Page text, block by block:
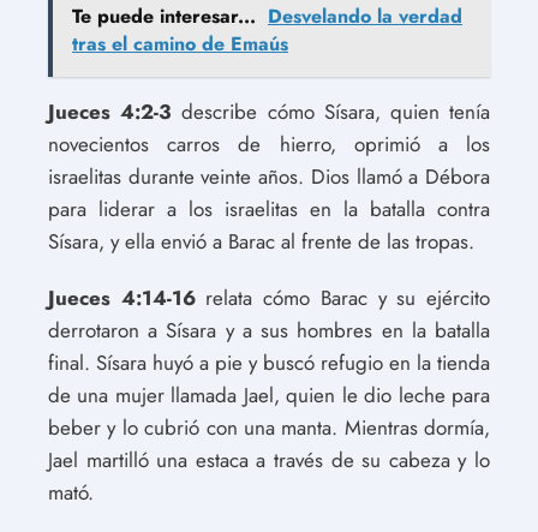
Te puede interesar... Desvelando la verdad
tras el camino de Emaús
Jueces 4:2-3 describe cómo Sísara, quien tenía
novecientos carros de hierro, oprimió a los
israelitas durante veinte años. Dios llamó a Débora
para liderar a los israelitas en la batalla contra
Sísara, y ella envió a Barac al frente de las tropas.
Jueces 4:14-16relata cómo Barac y su ejército
derrotaron a Sísara y a sus hombres en la batalla
final. Sísara huyó a pie y buscó refugio en la tienda
de una mujer llamada Jael, quien le dio leche para
beber y lo cubrió con una manta. Mientras dormía,
Jael martilló una estaca a través de su cabeza y lo
mató.